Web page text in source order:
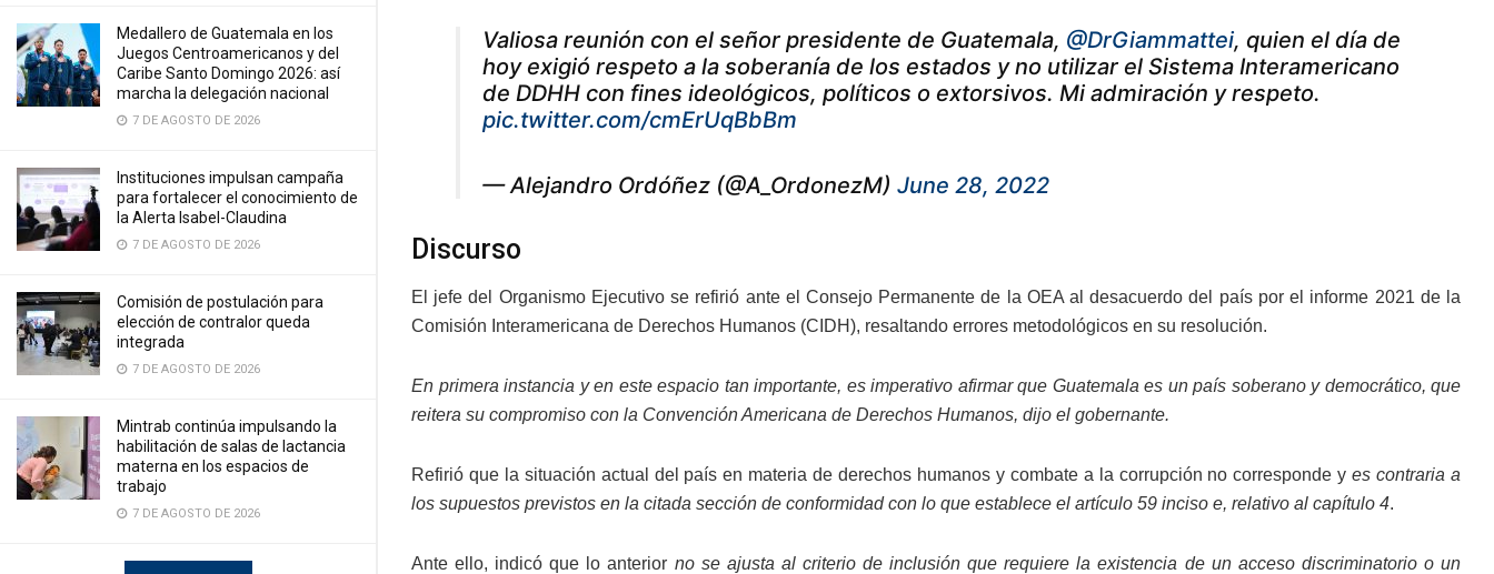
Medallero de Guatemala en los
Juegos Centroamericanos y del
Caribe Santo Domingo 2026: así
marcha la delegación nacional
7 DE AGOSTO DE 2026
Instituciones impulsan campaña
para fortalecer el conocimiento de
la Alerta Isabel-Claudina
7 DE AGOSTO DE 2026
Comisión de postulación para
elección de contralor queda
integrada
7 DE AGOSTO DE 2026
Mintrab continúa impulsando la
habilitación de salas de lactancia
materna en los espacios de
trabajo
7 DE AGOSTO DE 2026
Valiosa reunión con el señor presidente de Guatemala, @DrGiammattei, quien el día de
hoy exigió respeto a la soberanía de los estados y no utilizar el Sistema Interamericano
de DDHH con fines ideológicos, políticos o extorsivos. Mi admiración y respeto.
pic.twitter.com/cmErUqBbBm
— Alejandro Ordóñez (@A_OrdonezM) June 28, 2022
Discurso
El jefe del Organismo Ejecutivo se refirió ante el Consejo Permanente de la OEA al desacuerdo del país por el informe 2021 de la
Comisión Interamericana de Derechos Humanos (CIDH), resaltando errores metodológicos en su resolución.
En primera instancia y en este espacio tan importante, es imperativo afirmar que Guatemala es un país soberano y democrático, que
reitera su compromiso con la Convención Americana de Derechos Humanos, dijo el gobernante.
Refirió que la situación actual del país en materia de derechos humanos y combate a la corrupción no corresponde yes contraria a
los supuestos previstos en la citada sección de conformidad con lo que establece el artículo 59 inciso e, relativo al capítulo 4.
Ante ello, indicó que lo anterior no se ajusta al criterio de inclusión que requiere la existencia de un acceso discriminatorio o un